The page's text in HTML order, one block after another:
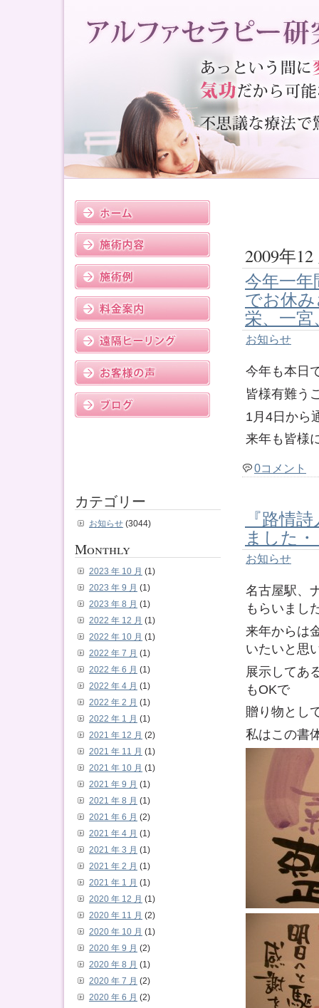
2009年12
今年一
でお休
栄、一宮
お知らせ
今年も本日
皆様有難う
1月4日から
来年も皆様
0コメント
『路情
ました
お知らせ
名古屋駅、
もらいまし
来年からは
いたいと思
展示してあ
もOKで
贈り物とし
私はこの書
カテゴリー
お知らせ (3044)
Monthly
2023 年 10 月 (1)
2023 年 9 月 (1)
2023 年 8 月 (1)
2022 年 12 月 (1)
2022 年 10 月 (1)
2022 年 7 月 (1)
2022 年 6 月 (1)
2022 年 4 月 (1)
2022 年 2 月 (1)
2022 年 1 月 (1)
2021 年 12 月 (2)
2021 年 11 月 (1)
2021 年 10 月 (1)
2021 年 9 月 (1)
2021 年 8 月 (1)
2021 年 6 月 (2)
2021 年 4 月 (1)
2021 年 3 月 (1)
2021 年 2 月 (1)
2021 年 1 月 (1)
2020 年 12 月 (1)
2020 年 11 月 (2)
2020 年 10 月 (1)
2020 年 9 月 (2)
2020 年 8 月 (1)
2020 年 7 月 (2)
2020 年 6 月 (2)